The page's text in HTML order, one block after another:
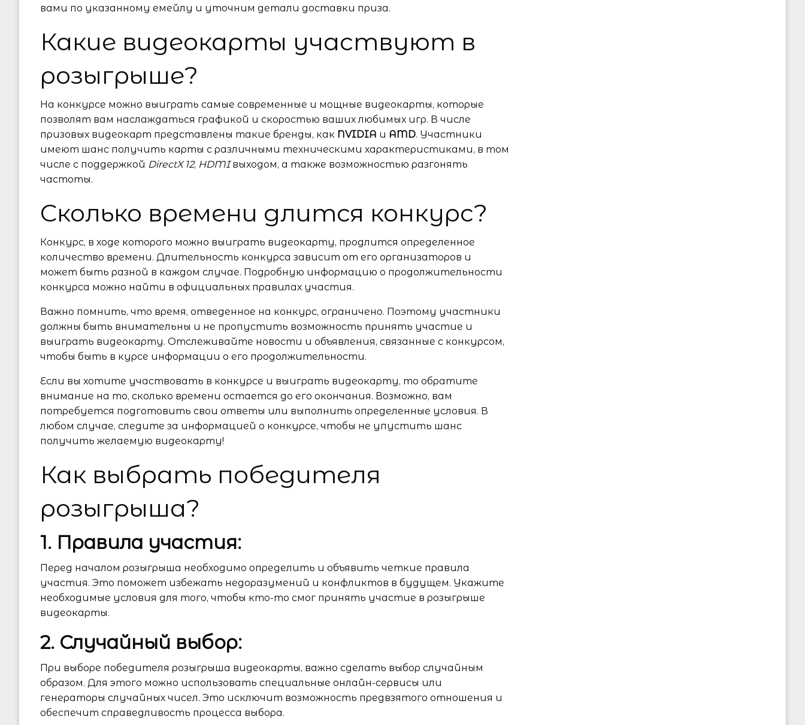
вами по указанному емейлу и уточним детали доставки приза.
Какие видеокарты участвуют в
розыгрыше?
На конкурсе можно выиграть самые современные и мощные видеокарты, которые
позволят вам наслаждаться графикой и скоростью ваших любимых игр. В числе
призовых видеокарт представлены такие бренды, как NVIDIA и AMD. Участники
имеют шанс получить карты с различными техническими характеристиками, в том
числе с поддержкой DirectX 12, HDMIвыходом, а также возможностью разгонять
частоты.
Сколько времени длится конкурс?
Конкурс, в ходе которого можно выиграть видеокарту, продлится определенное
количество времени. Длительность конкурса зависит от его организаторов и
может быть разной в каждом случае. Подробную информацию о продолжительности
конкурса можно найти в официальных правилах участия.
Важно помнить, что время, отведенное на конкурс, ограничено. Поэтому участники
должны быть внимательны и не пропустить возможность принять участие и
выиграть видеокарту. Отслеживайте новости и объявления, связанные с конкурсом,
чтобы быть в курсе информации о его продолжительности.
Если вы хотите участвовать в конкурсе и выиграть видеокарту, то обратите
внимание на то, сколько времени остается до его окончания. Возможно, вам
потребуется подготовить свои ответы или выполнить определенные условия. В
любом случае, следите за информацией о конкурсе, чтобы не упустить шанс
получить желаемую видеокарту!
Как выбрать победителя
розыгрыша?
1. Правила участия:
Перед началом розыгрыша необходимо определить и объявить четкие правила
участия. Это поможет избежать недоразумений и конфликтов в будущем. Укажите
необходимые условия для того, чтобы кто-то смог принять участие в розыгрыше
видеокарты.
2. Случайный выбор:
При выборе победителя розыгрыша видеокарты, важно сделать выбор случайным
образом. Для этого можно использовать специальные онлайн-сервисы или
генераторы случайных чисел. Это исключит возможность предвзятого отношения и
обеспечит справедливость процесса выбора.